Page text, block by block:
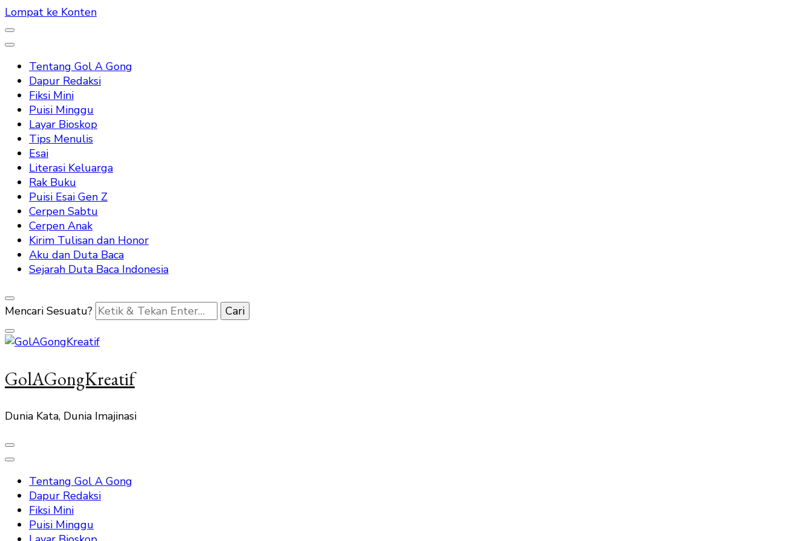
Lompat ke Konten
Tentang Gol A Gong
Dapur Redaksi
Fiksi Mini
Puisi Minggu
Layar Bioskop
Tips Menulis
Esai
Literasi Keluarga
Rak Buku
Puisi Esai Gen Z
Cerpen Sabtu
Cerpen Anak
Kirim Tulisan dan Honor
Aku dan Duta Baca
Sejarah Duta Baca Indonesia
Mencari Sesuatu?
GolAGongKreatif
Dunia Kata, Dunia Imajinasi
Tentang Gol A Gong
Dapur Redaksi
Fiksi Mini
Puisi Minggu